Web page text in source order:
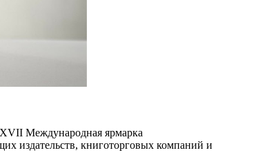
Международная ярмарка
издательств, книготорговых компаний и